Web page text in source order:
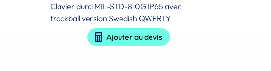
Clavier durci MIL-STD-810G IP65 avec
trackball version Swedish QWERTY
Ajouter au devis